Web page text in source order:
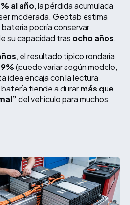
al año, la pérdida acumulada
moderada. Geotab estima
podría conservar
su capacidad tras ocho años.
, el resultado típico rondaría
(puede variar según modelo,
idea encaja con la lectura
tiende a durarmás que
del vehículo para muchos